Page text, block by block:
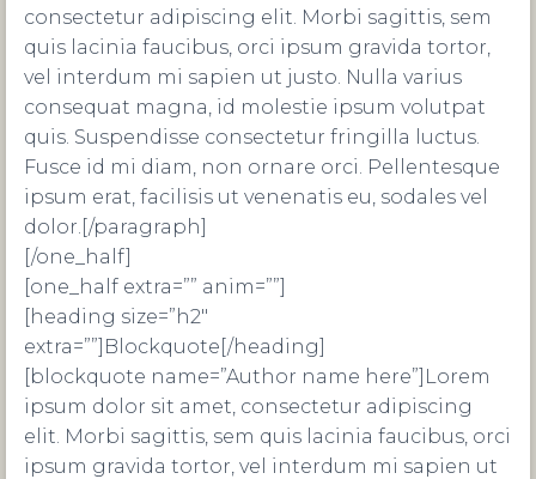
consectetur adipiscing elit. Morbi sagittis, sem
quis lacinia faucibus, orci ipsum gravida tortor,
vel interdum mi sapien ut justo. Nulla varius
consequat magna, id molestie ipsum volutpat
quis. Suspendisse consectetur fringilla luctus.
Fusce id mi diam, non ornare orci. Pellentesque
ipsum erat, facilisis ut venenatis eu, sodales vel
dolor.[/paragraph]
[/one_half]
[one_half extra=”” anim=””]
[heading size=”h2″
extra=””]Blockquote[/heading]
[blockquote name=”Author name here”]Lorem
ipsum dolor sit amet, consectetur adipiscing
elit. Morbi sagittis, sem quis lacinia faucibus, orci
ipsum gravida tortor, vel interdum mi sapien ut